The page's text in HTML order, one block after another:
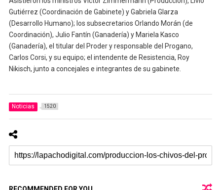
Gutiérrez (Coordinación de Gabinete) y Gabriela Glarza
(Desarrollo Humano); los subsecretarios Orlando Morán (de
Coordinación), Julio Fantín (Ganadería) y Mariela Kasco
(Ganadería), el titular del Proder y responsable del Progano,
Carlos Corsi, y su equipo; el intendente de Resistencia, Roy
Nikisch, junto a concejales e integrantes de su gabinete.
Noticias 1520